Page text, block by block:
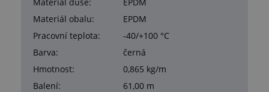
Materiál obalu:
EPDM
Pracovní teplota:
-40/+100 °C
Barva:
černá
Hmotnost:
0,865 kg/m
Balení:
61,00 m